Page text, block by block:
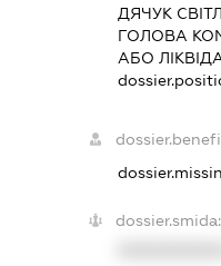
ДЯЧУК
ГОЛОВА
АБО
dossier.smida: